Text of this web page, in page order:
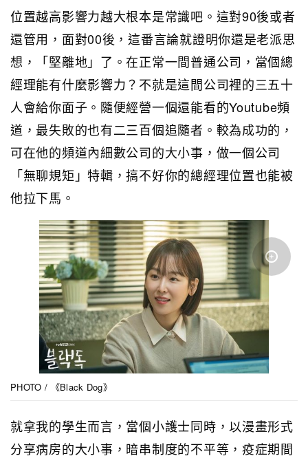
位置越高影響力越大根本是常識吧。這對90後或者
還管用，面對00後，這番言論就證明你還是老派思
想，「堅離地」了。在正常一間普通公司，當個總
經理能有什麼影響力？不就是這間公司裡的三五十
人會給你面子。隨便經營一個還能看的Youtube頻
道，最失敗的也有二三百個追隨者。較為成功的，
可在他的頻道內細數公司的大小事，做一個公司
「無聊規矩」特輯，搞不好你的總經理位置也能被
他拉下馬。
PHOTO / 《Black Dog》
就拿我的學生而言，當個小護士同時，以漫畫形式
分享病房的大小事，暗串制度的不平等，疫症期間